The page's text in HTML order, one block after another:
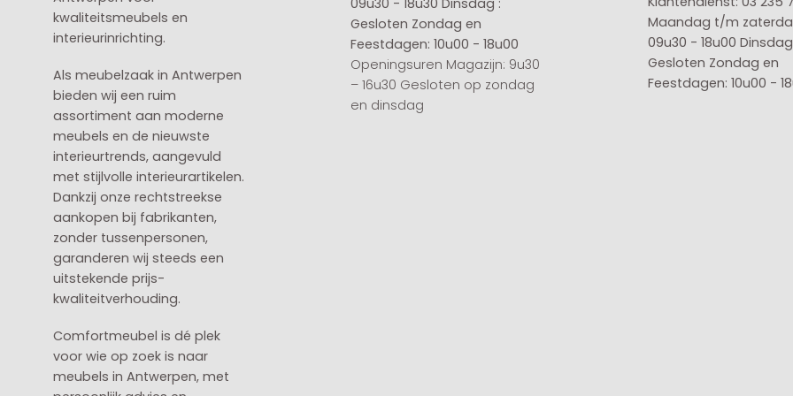
kwaliteitsmeubels en
interieurinrichting.
Als meubelzaak in Antwerpen
bieden wij een ruim
assortiment aan moderne
meubels en de nieuwste
interieurtrends, aangevuld
met stijlvolle interieurartikelen.
Dankzij onze rechtstreekse
aankopen bij fabrikanten,
zonder tussenpersonen,
garanderen wij steeds een
uitstekende prijs-
kwaliteitverhouding.
Comfortmeubel is dé plek
voor wie op zoek is naar
meubels in Antwerpen, met
09u30 - 18u30 Dinsdag :
Gesloten Zondag en
Feestdagen: 10u00 - 18u00
Openingsuren Magazijn: 9u30
– 16u30 Gesloten op zondag
en dinsdag
Maandag t/m
09u30 - 18u00
Gesloten Zondag en
Feestdagen: 10u00 -